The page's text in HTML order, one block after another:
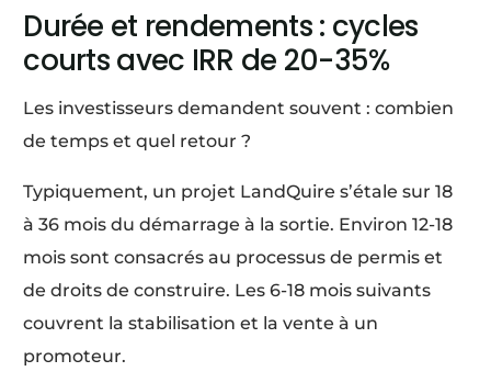
Durée et rendements : cycles
courts avec IRR de 20-35%
Les investisseurs demandent souvent : combien
de temps et quel retour ?
Typiquement, un projet LandQuire s’étale sur 18
à 36 mois du démarrage à la sortie. Environ 12-18
mois sont consacrés au processus de permis et
de droits de construire. Les 6-18 mois suivants
couvrent la stabilisation et la vente à un
promoteur.